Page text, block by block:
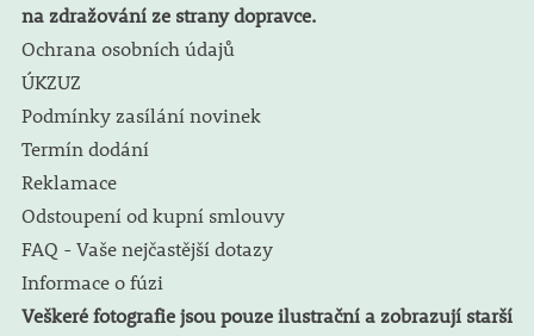
na zdražování ze strany dopravce.
Ochrana osobních údajů
ÚKZUZ
Podmínky zasílání novinek
Termín dodání
Reklamace
Odstoupení od kupní smlouvy
FAQ - Vaše nejčastější dotazy
Informace o fúzi
Veškeré fotografie jsou pouze ilustrační a zobrazují starší